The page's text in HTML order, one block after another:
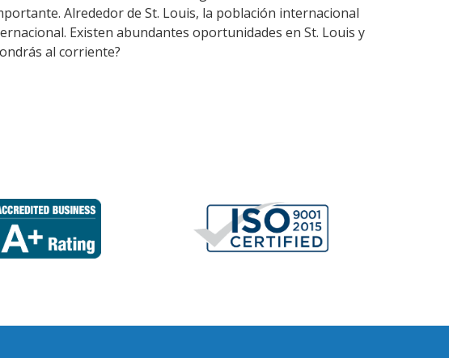
Alrededor de St. Louis, la población internacional
Existen abundantes oportunidades en St. Louis y
al corriente?